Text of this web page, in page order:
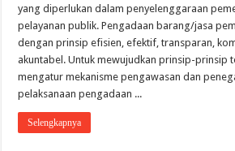
yang diperlukan dalam penyelenggaraan
pelayanan publik. Pengadaan barang/jasa
dengan prinsip efisien, efektif, transparan,
akuntabel. Untuk mewujudkan prinsip-prinsip
mengatur mekanisme pengawasan dan
pelaksanaan pengadaan ...
Selengkapnya